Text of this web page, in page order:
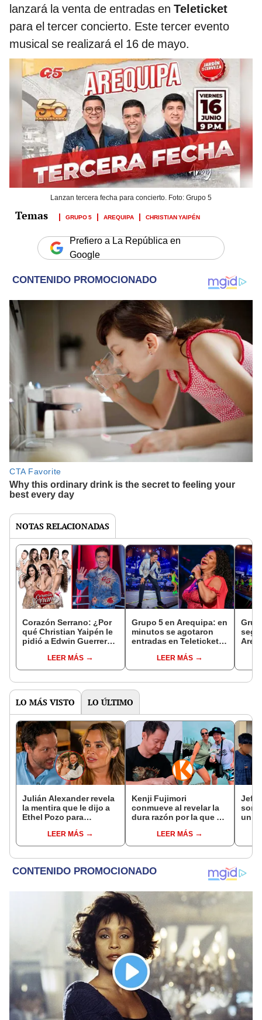
lanzará la venta de entradas en Teleticket
para el tercer concierto. Este tercer evento
musical se realizará el 16 de mayo.
Lanzan tercera fecha para concierto. Foto: Grupo 5
GRUPO 5 AREQUIPA CHRISTIAN YAIPÉN
Prefiero a La República en
Google
NOTAS RELACIONADAS
Corazón Serrano: ¿Por
qué Christian Yaipén le
pidió a Edwin Guerrero
LEER MÁS
Grupo 5 en Arequipa: en
minutos se agotaron
entradas en Teleticket
LEER MÁS
LO MÁS VISTO LO ÚLTIMO
Julián Alexander revela
la mentira que le dijo a
Ethel Pozo para
hubiéramos salido”
LEER MÁS
Kenji Fujimori
conmueve al revelar la
dura razón por la que no
esposa Erika Muñóz: "El
proceso judicial"
LEER MÁS
un